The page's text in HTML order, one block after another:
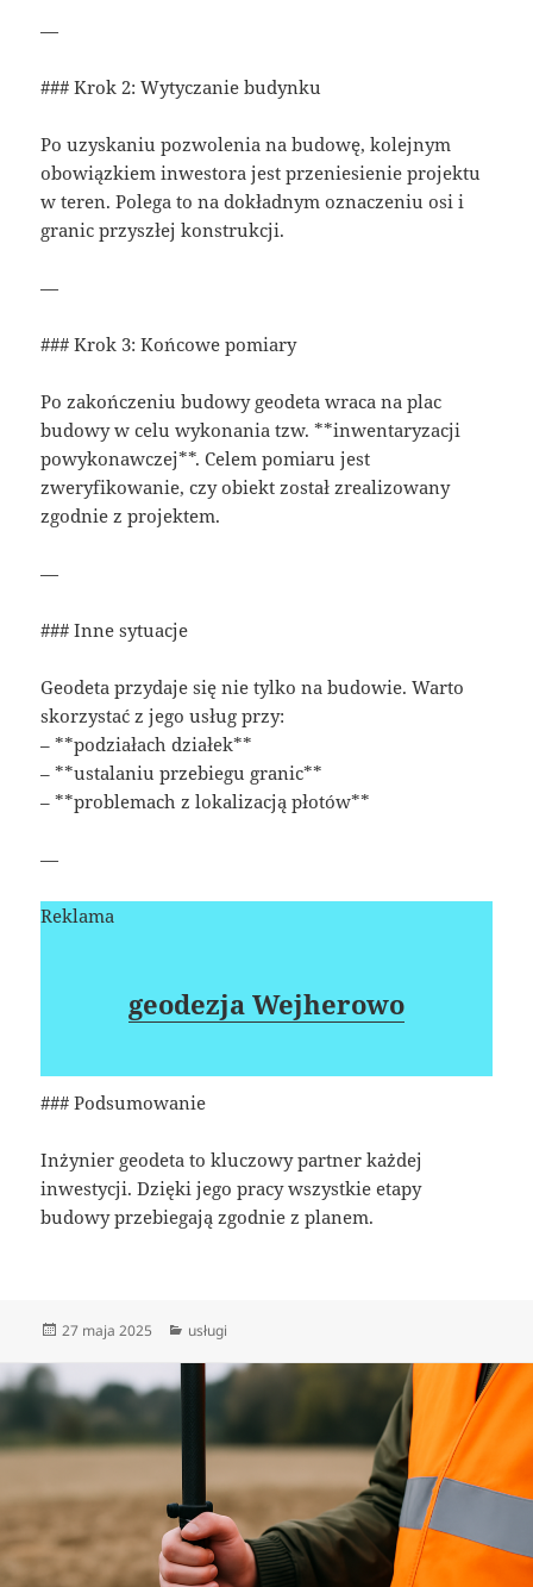
—
### Krok 2: Wytyczanie budynku
Po uzyskaniu pozwolenia na budowę, kolejnym
obowiązkiem inwestora jest przeniesienie projektu
w teren. Polega to na dokładnym oznaczeniu osi i
granic przyszłej konstrukcji.
—
### Krok 3: Końcowe pomiary
Po zakończeniu budowy geodeta wraca na plac
budowy w celu wykonania tzw. **inwentaryzacji
powykonawczej**. Celem pomiaru jest
zweryfikowanie, czy obiekt został zrealizowany
zgodnie z projektem.
—
### Inne sytuacje
Geodeta przydaje się nie tylko na budowie. Warto
skorzystać z jego usług przy:
– **podziałach działek**
– **ustalaniu przebiegu granic**
– **problemach z lokalizacją płotów**
—
Reklama
geodezja Wejherowo
### Podsumowanie
Inżynier geodeta to kluczowy partner każdej
inwestycji. Dzięki jego pracy wszystkie etapy
budowy przebiegają zgodnie z planem.
Data
27 maja 2025 Kategorie
usługi